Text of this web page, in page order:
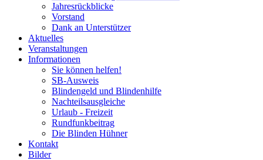
Jahresrückblicke
Vorstand
Dank an Unterstützer
Aktuelles
Veranstaltungen
Informationen
Sie können helfen!
SB-Ausweis
Blindengeld und Blindenhilfe
Nachteilsausgleiche
Urlaub - Freizeit
Rundfunkbeitrag
Die Blinden Hühner
Kontakt
Bilder